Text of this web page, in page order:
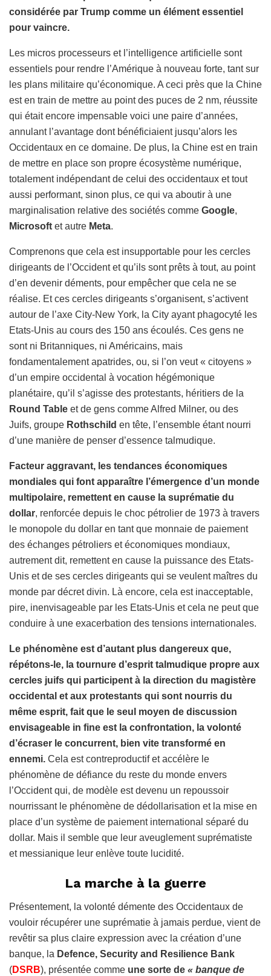
considérée par Trump comme un élément essentiel
pour vaincre.
Les micros processeurs et l’intelligence artificielle sont
essentiels pour rendre l’Amérique à nouveau forte, tant sur
les plans militaire qu’économique. A ceci près que la Chine
est en train de mettre au point des puces de 2 nm, réussite
qui était encore impensable voici une paire d’années,
annulant l’avantage dont bénéficiaient jusqu’alors les
Occidentaux en ce domaine. De plus, la Chine est en train
de mettre en place son propre écosystème numérique,
totalement indépendant de celui des occidentaux et tout
aussi performant, sinon plus, ce qui va aboutir à une
marginalisation relative des sociétés comme Google,
Microsoft et autre Meta.
Comprenons que cela est insupportable pour les cercles
dirigeants de l’Occident et qu’ils sont prêts à tout, au point
d’en devenir déments, pour empêcher que cela ne se
réalise. Et ces cercles dirigeants s’organisent, s’activent
autour de l’axe City-New York, la City ayant phagocyté les
Etats-Unis au cours des 150 ans écoulés. Ces gens ne
sont ni Britanniques, ni Américains, mais
fondamentalement apatrides, ou, si l’on veut « citoyens »
d’un empire occidental à vocation hégémonique
planétaire, qu’il s’agisse des protestants, héritiers de la
Round Table et de gens comme Alfred Milner, ou des
Juifs, groupe Rothschild en tête, l’ensemble étant nourri
d’une manière de penser d’essence talmudique.
Facteur aggravant, les tendances économiques
mondiales qui font apparaître l’émergence d’un monde
multipolaire, remettent en cause la suprématie du
dollar, renforcée depuis le choc pétrolier de 1973 à travers
le monopole du dollar en tant que monnaie de paiement
des échanges pétroliers et économiques mondiaux,
autrement dit, remettent en cause la puissance des Etats-
Unis et de ses cercles dirigeants qui se veulent maîtres du
monde par décret divin. Là encore, cela est inacceptable,
pire, inenvisageable par les Etats-Unis et cela ne peut que
conduire à une exacerbation des tensions internationales.
Le phénomène est d’autant plus dangereux que,
répétons-le, la tournure d’esprit talmudique propre aux
cercles juifs qui participent à la direction du magistère
occidental et aux protestants qui sont nourris du
même esprit, fait que le seul moyen de discussion
envisageable in fine est la confrontation, la volonté
d’écraser le concurrent, bien vite transformé en
ennemi. Cela est contreproductif et accélère le
phénomène de défiance du reste du monde envers
l’Occident qui, de modèle est devenu un repoussoir
nourrissant le phénomène de dédollarisation et la mise en
place d’un système de paiement international séparé du
dollar. Mais il semble que leur aveuglement suprématiste
et messianique leur enlève toute lucidité.
La marche à la guerre
Présentement, la volonté démente des Occidentaux de
vouloir récupérer une suprématie à jamais perdue, vient de
revêtir sa plus claire expression avec la création d’une
banque, la Defence, Security and Resilience Bank
(DSRB), présentée comme une sorte de « banque de